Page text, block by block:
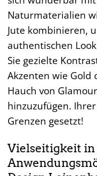
Naturmaterialien
Jute kombinieren,
authentischen
Sie gezielte
Akzenten wie Gold
Hauch von
hinzuzufügen.
Grenzen gesetzt!
Vielseitigkeit